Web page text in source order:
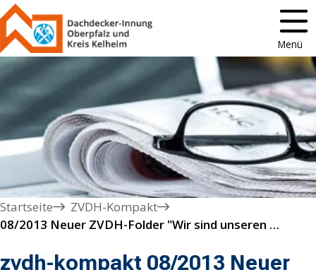
Menü
Startseite
ZVDH-Kompakt
08/2013 Neuer ZVDH-Folder "Wir sind unseren Preis wert" ab sofort abrufbar
zvdh-kompakt 08/2013 Neuer